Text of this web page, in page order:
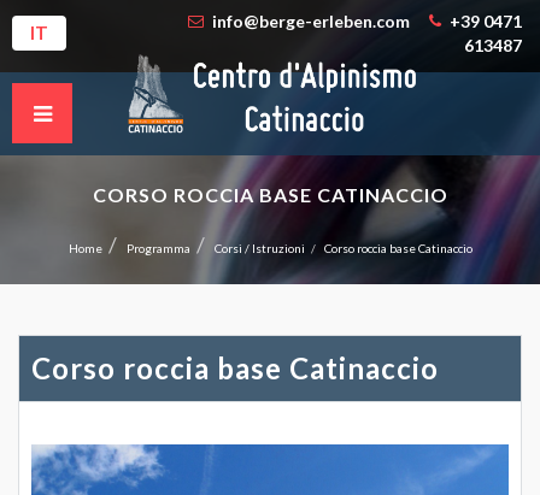
IT
info@berge-erleben.com
+39 0471
613487
CORSO ROCCIA BASE CATINACCIO
Home Programma Corsi / Istruzioni Corso roccia base Catinaccio
Corso roccia base Catinaccio